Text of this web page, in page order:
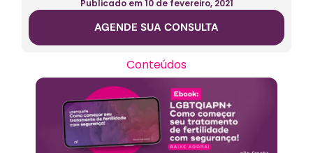
Publicado em 10 de fevereiro, 2021
AGENDE SUA CONSULTA
Conteúdos